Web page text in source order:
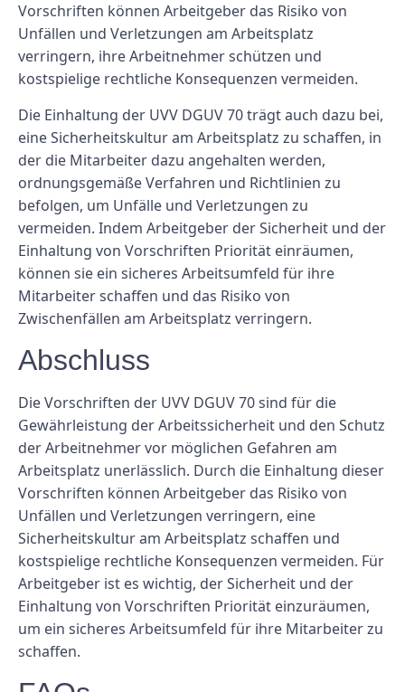
Vorschriften können Arbeitgeber das Risiko von
Unfällen und Verletzungen am Arbeitsplatz
verringern, ihre Arbeitnehmer schützen und
kostspielige rechtliche Konsequenzen vermeiden.
Die Einhaltung der UVV DGUV 70 trägt auch dazu bei,
eine Sicherheitskultur am Arbeitsplatz zu schaffen, in
der die Mitarbeiter dazu angehalten werden,
ordnungsgemäße Verfahren und Richtlinien zu
befolgen, um Unfälle und Verletzungen zu
vermeiden. Indem Arbeitgeber der Sicherheit und der
Einhaltung von Vorschriften Priorität einräumen,
können sie ein sicheres Arbeitsumfeld für ihre
Mitarbeiter schaffen und das Risiko von
Zwischenfällen am Arbeitsplatz verringern.
Abschluss
Die Vorschriften der UVV DGUV 70 sind für die
Gewährleistung der Arbeitssicherheit und den Schutz
der Arbeitnehmer vor möglichen Gefahren am
Arbeitsplatz unerlässlich. Durch die Einhaltung dieser
Vorschriften können Arbeitgeber das Risiko von
Unfällen und Verletzungen verringern, eine
Sicherheitskultur am Arbeitsplatz schaffen und
kostspielige rechtliche Konsequenzen vermeiden. Für
Arbeitgeber ist es wichtig, der Sicherheit und der
Einhaltung von Vorschriften Priorität einzuräumen,
um ein sicheres Arbeitsumfeld für ihre Mitarbeiter zu
schaffen.